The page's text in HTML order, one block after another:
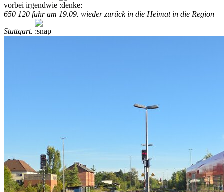
vorbei irgendwie
650 120 fuhr am 19.09. wieder zurück in die Heimat in die Region
Stuttgart.